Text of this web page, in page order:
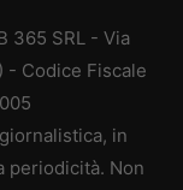
365 SRL - Via
- Codice Fiscale
in
periodicità. Non